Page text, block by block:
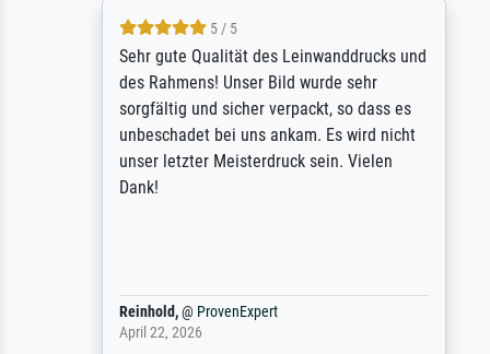
5 / 5
Sehr gute Qualität des Leinwanddrucks und
des Rahmens! Unser Bild wurde sehr
sorgfältig und sicher verpackt, so dass es
unbeschadet bei uns ankam. Es wird nicht
unser letzter Meisterdruck sein. Vielen
Dank!
Reinhold,@ProvenExpert
April 22, 2026